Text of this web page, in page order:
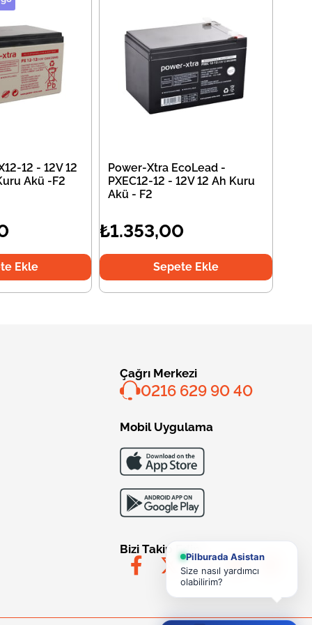
12 - 12V 12
Akü -F2
Ekle
Power-Xtra EcoLead -
PXEC12-12 - 12V 12 Ah Kuru
Akü - F2
₺1.353,00
Sepete Ekle
Çağrı Merkezi
0216 629 90 40
Mobil Uygulama
Bizi Takip Edin
Pilburada Asistan
Size nasıl yardımcı
olabilirim?